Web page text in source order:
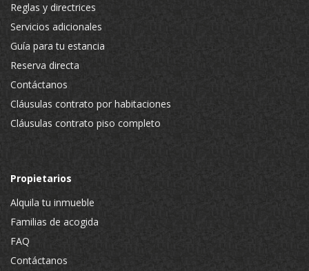
Reglas y directrices
Servicios adicionales
Guía para tu estancia
Reserva directa
Contáctanos
Cláusulas contrato por habitaciones
Cláusulas contrato piso completo
Propietarios
Alquila tu inmueble
Familias de acogida
FAQ
Contáctanos